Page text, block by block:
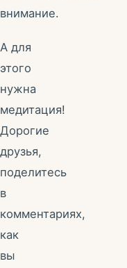
внимание.
А для
этого
нужна
медитация!
Дорогие
друзья,
поделитесь
в
комментариях,
как
вы